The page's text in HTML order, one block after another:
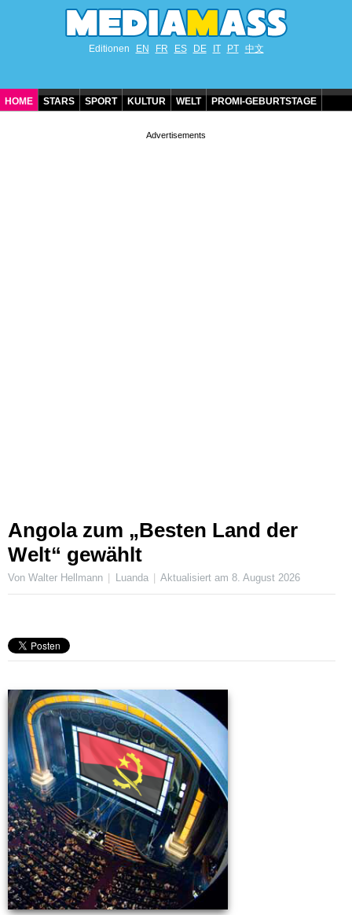
Editionen EN FR ES DE IT PT 中文
HOME STARS SPORT KULTUR WELT PROMI-GEBURTSTAGE
Angola zum „Besten Land der
Welt“ gewählt
Von Walter Hellmann Luanda Aktualisiert am8. August 2026